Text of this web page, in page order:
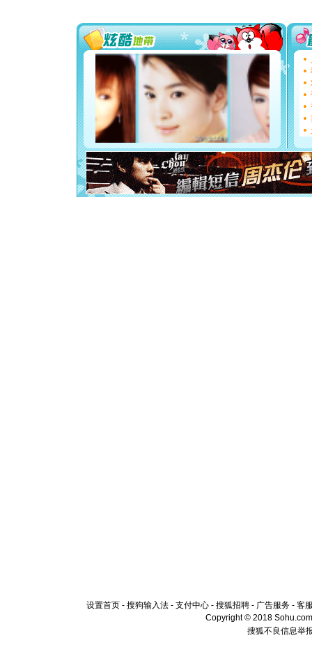
[圣诞节]
你太多
要平安！
[圣诞节]
能正大
都要快乐
[圣诞节]
如意,快
[元旦]
看
断电。
你是我专
[元旦]如
起；二是
离。水晶
[元旦]当
设置首页 - 搜狗输入法 - 支付中心 - 搜狐招聘 - 广告服务 - 客
Copyright © 2018
搜狐不良信息举